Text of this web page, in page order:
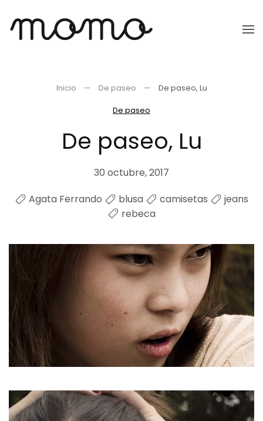
Ir
Inicio De paseo
De paseo, Lu
De paseo
De paseo, Lu
30 octubre, 2017
Agata Ferrando
blusa camisetas
jeans
rebeca